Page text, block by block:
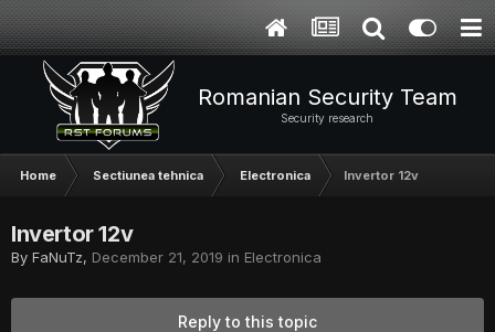
Romanian Security Team
Security research
Home Sectiunea tehnica Electronica Invertor 12v
Invertor 12v
By FaNuTz, December 21, 2019 in Electronica
Reply to this topic